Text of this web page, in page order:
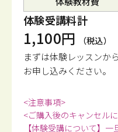
体験受講料計
1,100円 （税込）
まずは体験レッスンか
お申し込みください。
<注意事項>
<ご購入後のキャンセル
【体験受講について】